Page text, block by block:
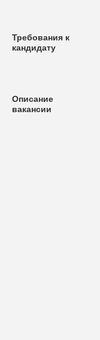
Требования к
кандидату
Описание
вакансии